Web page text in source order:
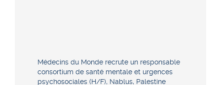
Médecins du Monde recrute un responsable
consortium de santé mentale et urgences
psychosociales (H/F), Nablus, Palestine